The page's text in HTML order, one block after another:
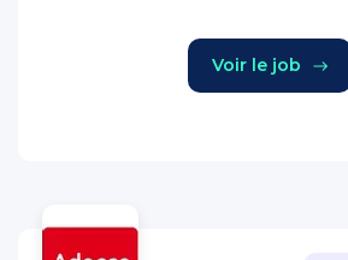
Voir le job